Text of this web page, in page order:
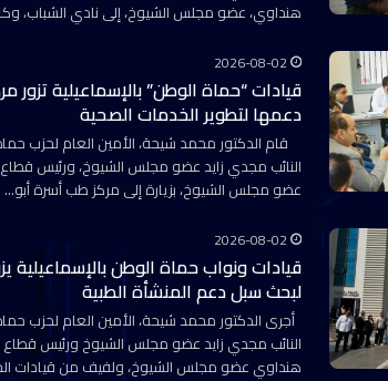
هنداوي، عضو مجلس الشيوخ، إلى نادي الشباب،
2026-08-02
قيادات “حماة الوطن” بالإسماعيلية
دعمها لتطوير الخدمات الصحية
قام الدكتور محمد شيحة، الأمين العام لحزب
النائب مجدي زايد عضو مجلس الشيوخ، ورئيس
عضو مجلس الشيوخ، بزيارة إلى مركز طب أسرة أبو…
2026-08-02
قيادات ونواب حماة الوطن
لبحث سبل دعم المنشأة الطبية
أجرى الدكتور محمد شيحة، الأمين العام لحزب
النائب مجدي زايد عضو مجلس الشيوخ ورئيس قطاع
هنداوي عضو مجلس الشيوخ، ولفيف من قيادات